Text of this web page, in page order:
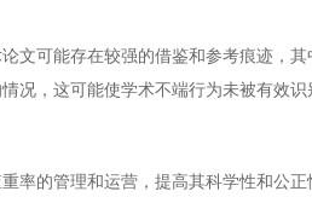
文可能存在较强的借鉴和参考痕迹，
况，这可能使学术不端行为未被有效识
率的管理和运营，提高其科学性和公